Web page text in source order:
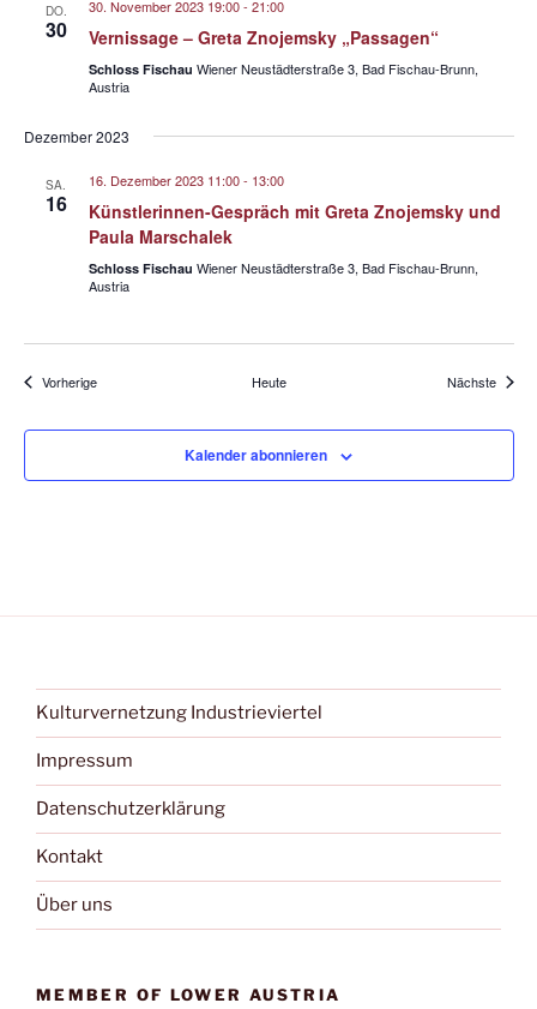
DO.
30
30. November 2023 19:00- 21:00
Vernissage – Greta Znojemsky „Passagen“
Schloss Fischau Wiener Neustädterstraße 3, Bad Fischau-Brunn,
Austria
Dezember 2023
SA.
16
16. Dezember 2023 11:00- 13:00
Künstlerinnen-Gespräch mit Greta Znojemsky und
Paula Marschalek
Schloss Fischau Wiener Neustädterstraße 3, Bad Fischau-Brunn,
Austria
VorherigeVeranstaltungen Heute Nächste
Kalender abonnieren
Kulturvernetzung Industrieviertel
Impressum
Datenschutzerklärung
Kontakt
Über uns
MEMBER OF LOWER AUSTRIA